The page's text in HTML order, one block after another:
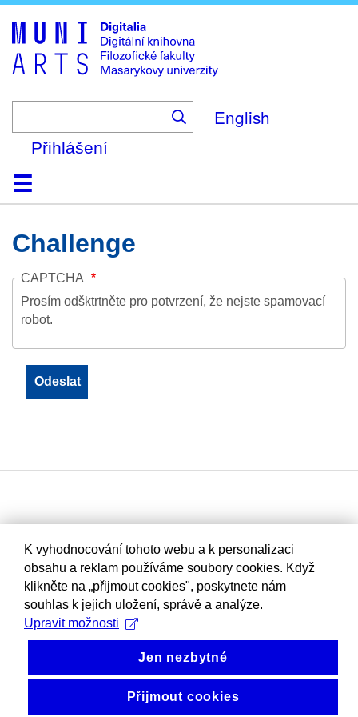
to
main
content
English
Přihlášení
DomůKolekce
Prohlížení
Vyhledávání
O platformě
Nápověda
KontaktDigitalia
Challenge
CAPTCHA
Prosím odšktrtněte pro potvrzení, že nejste spamovací
robot.
K vyhodnocování tohoto webu a k personalizaci
obsahu a reklam používáme soubory cookies. Když
klikněte na „přijmout cookies", poskytnete nám
souhlas k jejich uložení, správě a analýze.
Upravit možnosti
Jen nezbytné
Přijmout cookies